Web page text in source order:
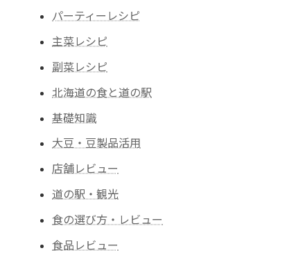
パーティーレシピ
主菜レシピ
副菜レシピ
北海道の食と道の駅
基礎知識
大豆・豆製品活用
店舗レビュー
道の駅・観光
食の選び方・レビュー
食品レビュー